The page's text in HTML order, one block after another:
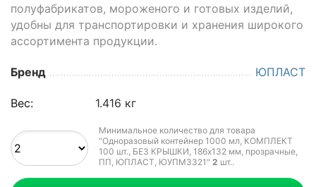
полуфабрикатов, мороженого и готовых изделий,
удобны для транспортировки и хранения широкого
ассортимента продукции.
Бренд ЮПЛАСТ
Вес: 1.416 кг
Минимальное количество для товара
"Одноразовый контейнер 1000 мл, КОМПЛЕКТ
100 шт., БЕЗ КРЫШКИ, 186х132 мм, прозрачные,
ПП, ЮПЛАСТ, ЮУПМ3321" 2 шт..